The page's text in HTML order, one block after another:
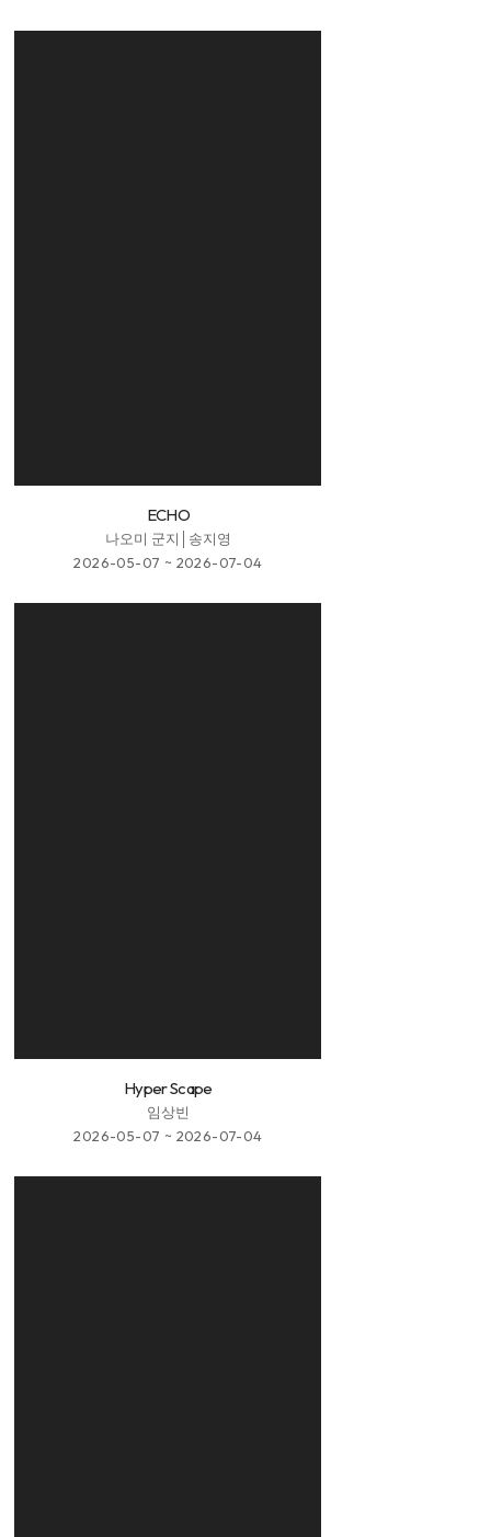
ECHO
나오미 군지│송지영
2026-05-07 ~ 2026-07-04
Hyper Scape
임상빈
2026-05-07 ~ 2026-07-04